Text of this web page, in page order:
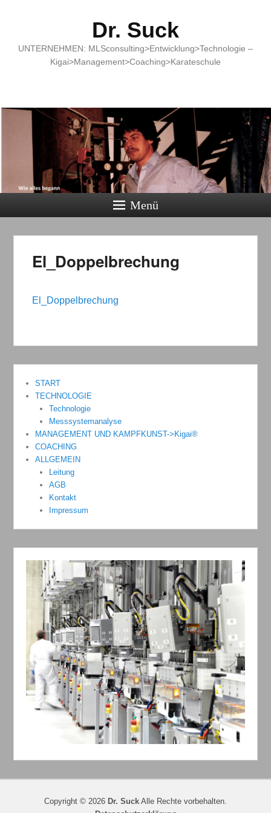
Dr. Suck
UNTERNEHMEN: MLSconsulting>Entwicklung>Technologie –
Kigai>Management>Coaching>Karateschule
Menü
El_Doppelbrechung
El_Doppelbrechung
START
TECHNOLOGIE
Technologie
Messsystemanalyse
MANAGEMENT UND KAMPFKUNST->Kigai®
COACHING
ALLGEMEIN
Leitung
AGB
Kontakt
Impressum
Copyright © 2026 Dr. Suck Alle Rechte vorbehalten.